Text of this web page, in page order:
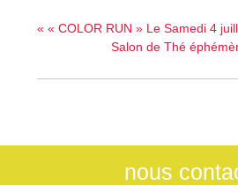
« « COLOR RUN » Le Samedi 4
Salon de Thé
nous